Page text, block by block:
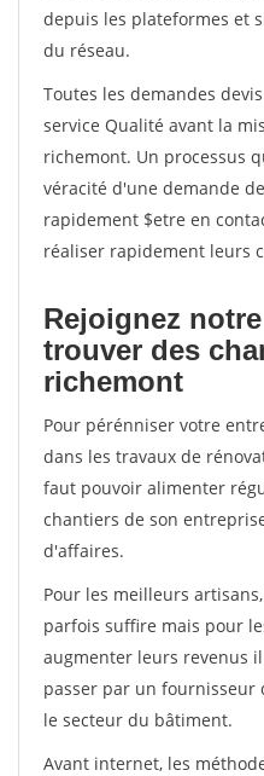
depuis les plateformes et
du réseau.
Toutes les demandes
service Qualité avant la
richemont. Un processus
véracité d'une demande
rapidement $etre en
réaliser rapidement leurs
Rejoignez
trouver des
richemont
Pour pérénniser votre
dans les travaux de
faut pouvoir alimenter
chantiers de son
d'affaires.
Pour les meilleurs
parfois suffire mais pour
augmenter leurs revenus
passer par un fournisseur
le secteur du bâtiment.
Avant internet, les